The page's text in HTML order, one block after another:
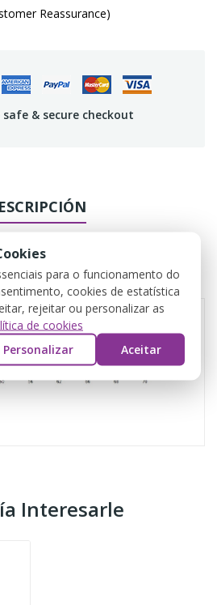
Reassurance)
& secure checkout
DEL PRODUCTO
REVIEWS
Interesarle
para o funcionamento do
cookies de estatística
rejeitar ou personalizar as
de cookies
Personalizar Aceitar